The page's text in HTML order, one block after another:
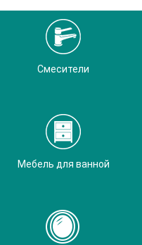
Смесители
Мебель для ванной